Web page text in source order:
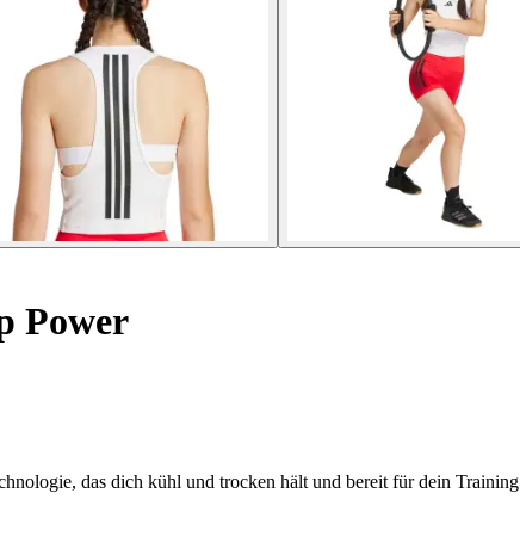
Power
das dich kühl und trocken hält und bereit für dein